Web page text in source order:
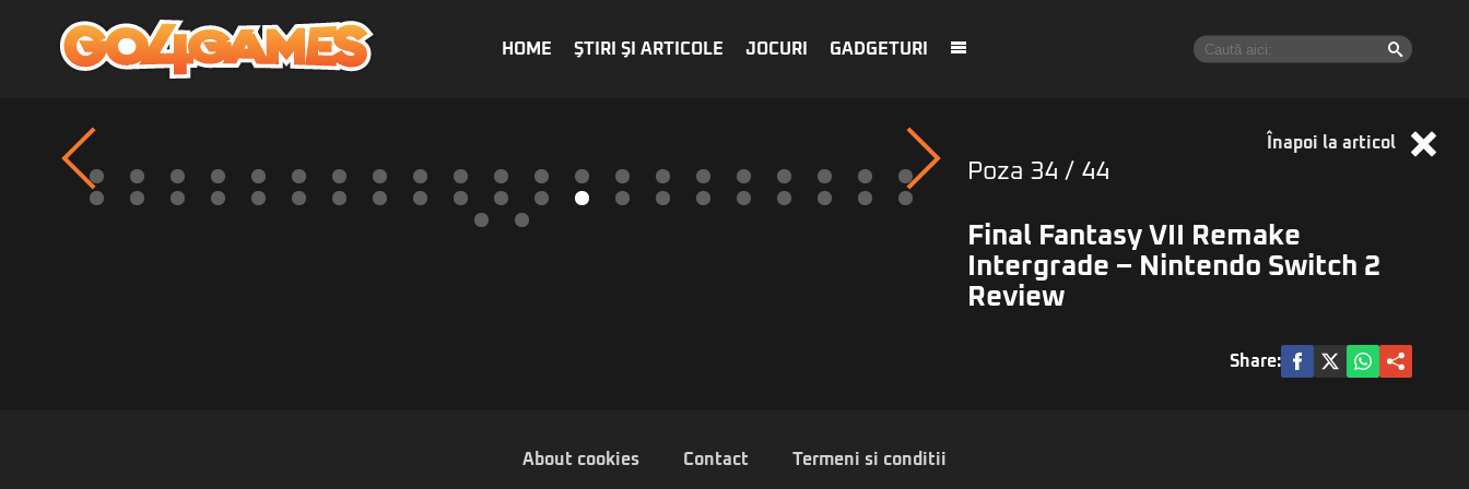
HOME ŞTIRI ŞI ARTICOLE JOCURI GADGETURI
Înapoi la articol
Poza 34 / 44
Final Fantasy VII Remake
Intergrade – Nintendo Switch 2
Review
Share:
About cookies Contact Termeni si conditii